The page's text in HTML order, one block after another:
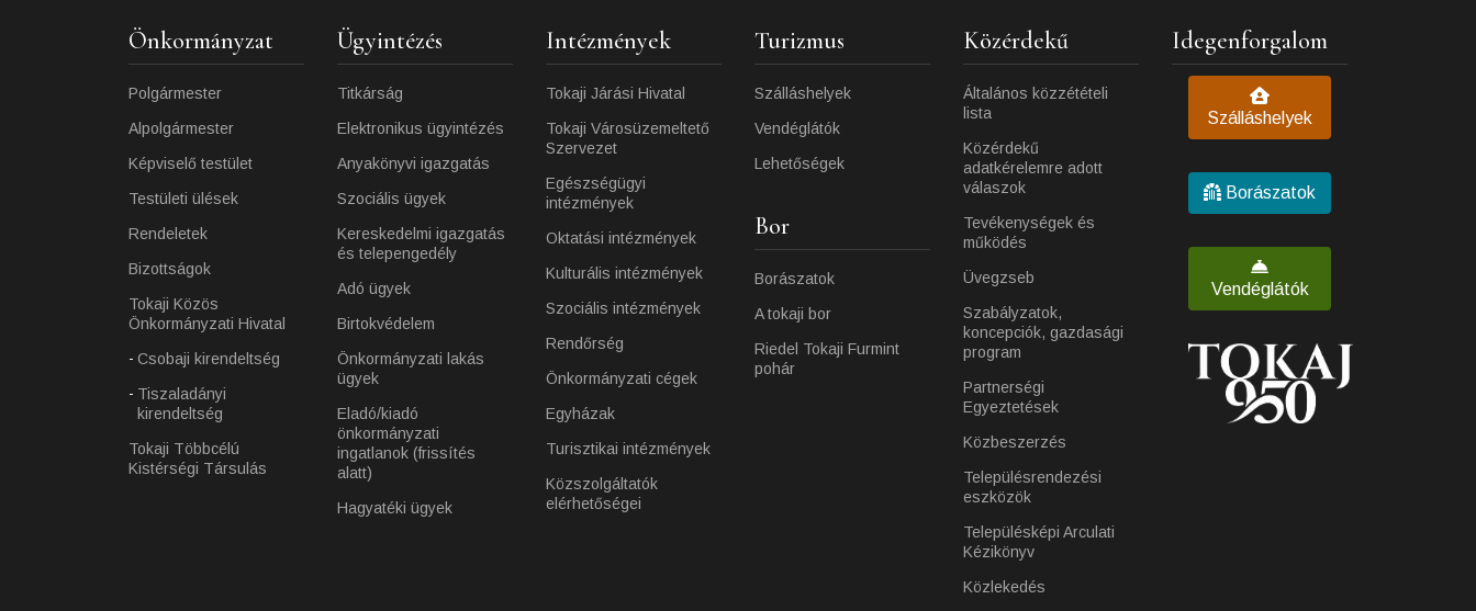
Önkormányzat
Polgármester
Alpolgármester
Képviselő testület
Testületi ülések
Rendeletek
Bizottságok
Tokaji Közös
Önkormányzati Hivatal
Csobaji kirendeltség
Tiszaladányi
kirendeltség
Tokaji Többcélú
Kistérségi Társulás
Ügyintézés
Titkárság
Elektronikus ügyintézés
Anyakönyvi igazgatás
Szociális ügyek
Kereskedelmi igazgatás
és telepengedély
Adó ügyek
Birtokvédelem
Önkormányzati lakás
ügyek
Eladó/kiadó
önkormányzati
ingatlanok (frissítés
alatt)
Hagyatéki ügyek
Intézmények
Tokaji Járási Hivatal
Tokaji Városüzemeltető
Szervezet
Egészségügyi
intézmények
Oktatási intézmények
Kulturális intézmények
Szociális intézmények
Rendőrség
Önkormányzati cégek
Egyházak
Turisztikai intézmények
Közszolgáltatók
elérhetőségei
Turizmus
Szálláshelyek
Vendéglátók
Lehetőségek
Bor
Borászatok
A tokaji bor
Riedel Tokaji Furmint
pohár
Közérdekű
Általános közzétételi
lista
Közérdekű
adatkérelemre adott
válaszok
Tevékenységek és
működés
Üvegzseb
Szabályzatok,
koncepciók, gazdasági
program
Partnerségi
Egyeztetések
Közbeszerzés
Településrendezési
eszközök
Településképi Arculati
Kézikönyv
Közlekedés
Idegenforgalom
Szálláshelyek
Borászatok
Vendéglátók